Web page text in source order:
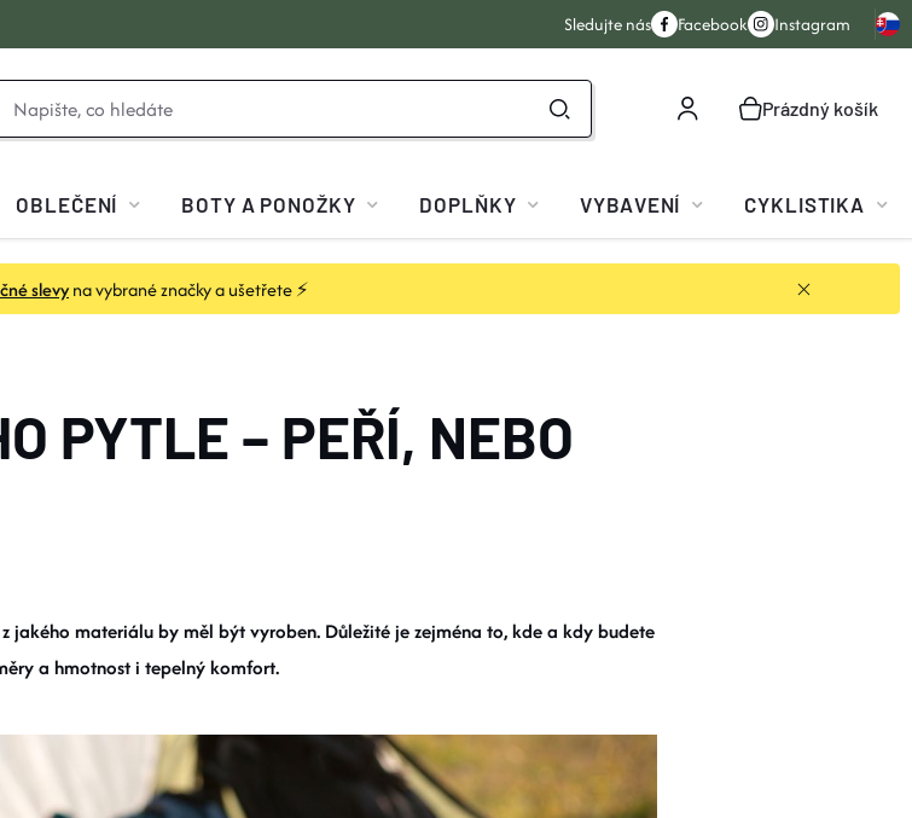
slevyna vybrané značky a ušetřete ⚡
Sledujte nás Facebook Instagram
NÁKUPNÍ
Prázdný košík
OBLEČENÍ BOTY A PONOŽKY DOPLŇKY VYBAVENÍ CYKLISTIKA
PYTLE – PEŘÍ, NEBO
materiálu by měl být vyroben. Důležité je zejména to, kde a kdy budete
a hmotnost i tepelný komfort.